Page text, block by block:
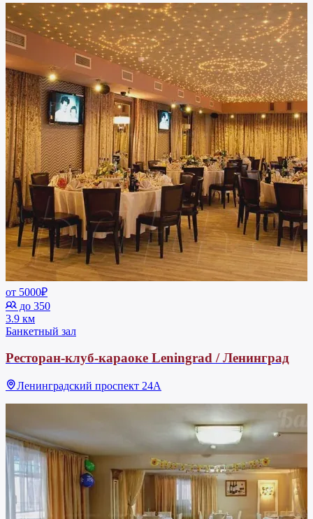
от 5000₽
до 350
3.9 км
Банкетный зал
Ресторан-клуб-караоке Leningrad / Ленинград
Ленинградский проспект 24А